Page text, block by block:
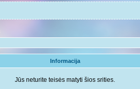
Informacija
Jūs neturite teisės matyti šios srities.